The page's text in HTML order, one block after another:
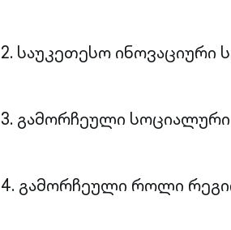
2. საუკეთესო ინოვაციური
3. გამორჩეული
4. გამორჩეული როლი